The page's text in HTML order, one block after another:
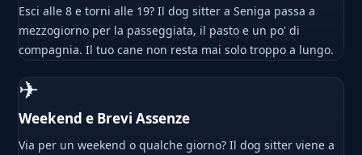
Esci alle 8 e torni alle 19? Il dog sitter a Seniga passa a
mezzogiorno per la passeggiata, il pasto e un po' di
compagnia. Il tuo cane non resta mai solo troppo a lungo.
✈
Weekend e Brevi Assenze
Via per un weekend o qualche giorno? Il dog sitter viene a